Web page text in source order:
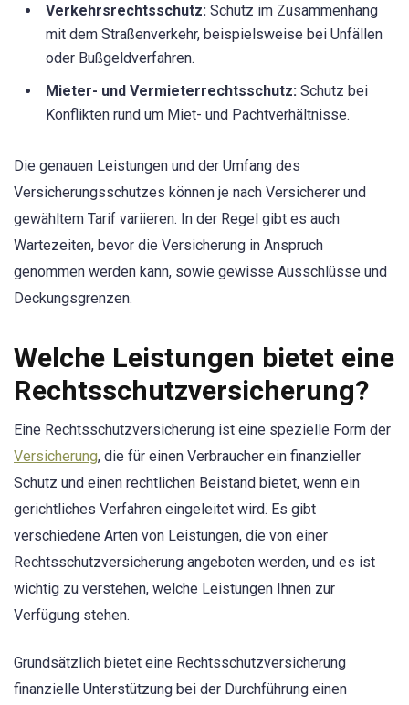
Verkehrsrechtsschutz: Schutz im Zusammenhang
mit dem Straßenverkehr, beispielsweise bei Unfällen
oder Bußgeldverfahren.
Mieter- und Vermieterrechtsschutz: Schutz bei
Konflikten rund um Miet- und Pachtverhältnisse.
Die genauen Leistungen und der Umfang des
Versicherungsschutzes können je nach Versicherer und
gewähltem Tarif variieren. In der Regel gibt es auch
Wartezeiten, bevor die Versicherung in Anspruch
genommen werden kann, sowie gewisse Ausschlüsse und
Deckungsgrenzen.
Welche Leistungen bietet eine
Rechtsschutzversicherung?
Eine Rechtsschutzversicherung ist eine spezielle Form der
Versicherung, die für einen Verbraucher ein finanzieller
Schutz und einen rechtlichen Beistand bietet, wenn ein
gerichtliches Verfahren eingeleitet wird. Es gibt
verschiedene Arten von Leistungen, die von einer
Rechtsschutzversicherung angeboten werden, und es ist
wichtig zu verstehen, welche Leistungen Ihnen zur
Verfügung stehen.
Grundsätzlich bietet eine Rechtsschutzversicherung
finanzielle Unterstützung bei der Durchführung einen